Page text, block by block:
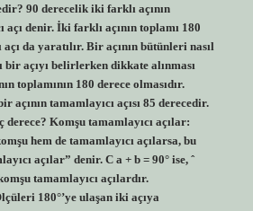
90 derecelik iki farklı açının
açı denir. İki farklı açının toplamı 180
açı da yaratılır. Bir açının bütünleri nasıl
bir açıyı belirlerken dikkate alınması
toplamının 180 derece olmasıdır.
açının tamamlayıcı açısı 85 derecedir.
Komşu tamamlayıcı açılar:
hem de tamamlayıcı açılarsa, bu
açılar” denir. C a + b = 90° ise, ˆ
tamamlayıcı açılardır.
180°’ye ulaşan iki açıya